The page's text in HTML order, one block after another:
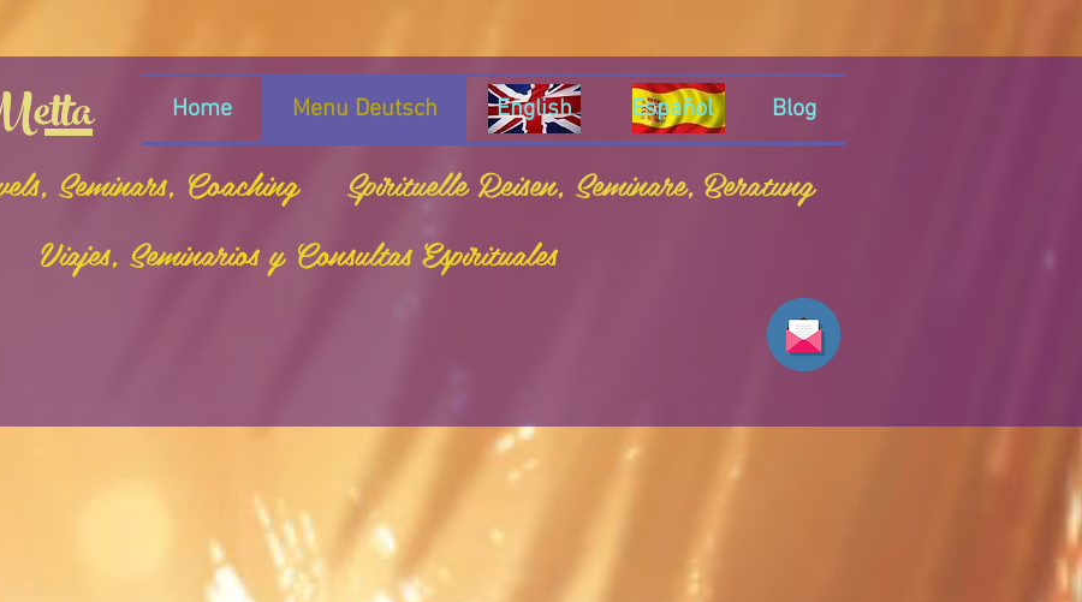
Seminars, Coaching
Spirituelle Reisen, Seminare, Beratung
Viajes, Seminarios y Consultas Espirituales
Home Menu Deutsch English Español Blog